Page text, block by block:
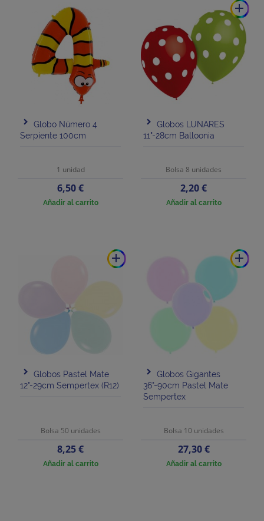
Globo Número 4
Serpiente 100cm
1 unidad
Precio
6,50 €
Añadir al carrito
add
Globos LUNARES
11"-28cm Balloonia
Bolsa 8 unidades
Precio
2,20 €
Añadir al carrito
add
Globos Pastel Mate
12"-29cm Sempertex (R12)
Bolsa 50 unidades
Precio
8,25 €
Añadir al carrito
add
Globos Gigantes
36"-90cm Pastel Mate
Sempertex
Bolsa 10 unidades
Precio
27,30 €
Añadir al carrito